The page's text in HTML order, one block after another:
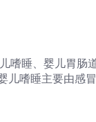
嗜睡、婴儿胃肠
儿嗜睡主要由感